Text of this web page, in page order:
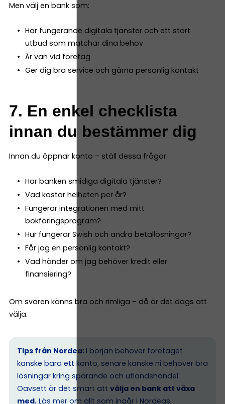
Men välj en bank som:
Har fungerande digitala tjänster och ett stort
utbud som matchar dina behov
Är van vid företag
Ger dig bra service och gärna personlig kontakt
7. En enkel checklista
innan du bestämmer dig
Innan du öppnar konto – ställ dessa frågor:
Har banken smidiga digitala tjänster?
Vad kostar helheten per år?
Fungerar integrationen med mitt
bokföringsprogram?
Hur fungerar Swish och andra betallösningar?
Får jag en personlig kontakt?
Vad händer om jag behöver kredit eller
finansiering?
Om svaren känns bra och rimliga – då är det dags att
välja.
Tips från Nordea: I början behöver företaget
kanske bara ett konto, senare kanske ni behöver bra
lösningar kring sparande och utlandshandel.
Oavsett är det smart att välja en bank att växa
med. Läs mer om allt som ingår i Nordeas